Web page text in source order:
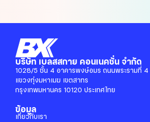
บริษัท เบลสสกาย คอนเนคชั่น จำกัด
1028/5 ชั้น 4 อาคารพงษ์อมร ถนนพระรามที่ 4
แขวงทุ่งมหาเมฆ เขตสาทร
กรุงเทพมหานคร 10120 ประเทศไทย
ข้อมูล
เกี่ยวกับเรา